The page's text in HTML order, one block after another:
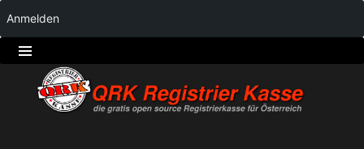
QRK
Anmelden